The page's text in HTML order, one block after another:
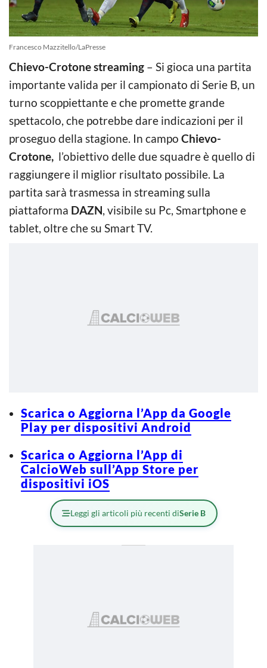
Francesco Mazzitello/LaPresse
Chievo-Crotone streaming – Si gioca una partita
importante valida per il campionato di Serie B, un
turno scoppiettante e che promette grande
spettacolo, che potrebbe dare indicazioni per il
proseguo della stagione. In campo Chievo-
Crotone, l’obiettivo delle due squadre è quello di
raggiungere il miglior risultato possibile. La
partita sarà trasmessa in streaming sulla
piattaforma DAZN, visibile su Pc, Smartphone e
tablet, oltre che su Smart TV.
Scarica o Aggiorna l’App da Google
Play per dispositivi Android
Scarica o Aggiorna l’App di
CalcioWeb sull’App Store per
dispositivi iOS
Leggi gli articoli più recenti diSerie B